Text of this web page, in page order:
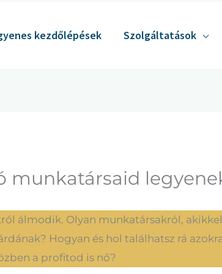
kezdőlépések Szolgáltatások
munkatársaid
álmodik. Olyan munkatársakról,
Hogyan és hol találhatsz rá
a profitod is nő?